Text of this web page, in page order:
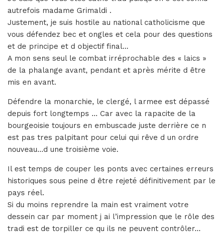
autrefois madame Grimaldi .
Justement, je suis hostile au national catholicisme que
vous défendez bec et ongles et cela pour des questions
et de principe et d objectif final…
A mon sens seul le combat irréprochable des « laics »
de la phalange avant, pendant et après mérite d être
mis en avant.
Défendre la monarchie, le clergé, l armee est dépassé
depuis fort longtemps … Car avec la rapacite de la
bourgeoisie toujours en embuscade juste derrière ce n
est pas tres palpitant pour celui qui rêve d un ordre
nouveau…d une troisième voie.
Il est temps de couper les ponts avec certaines erreurs
historiques sous peine d être rejeté définitivement par le
pays réel.
Si du moins reprendre la main est vraiment votre
dessein car par moment j ai l’impression que le rôle des
tradi est de torpiller ce qu ils ne peuvent contrôler…